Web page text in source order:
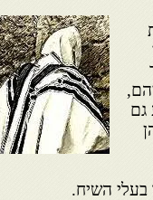
גם
בעלי השיח.